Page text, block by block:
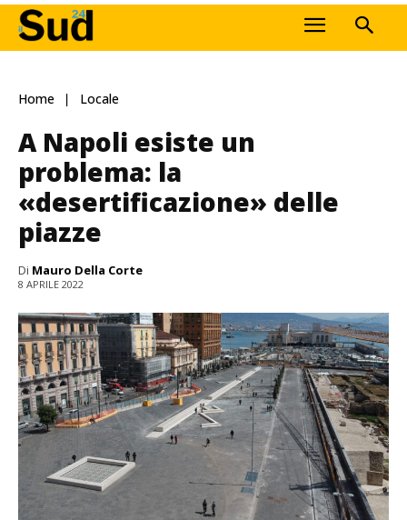
Home Locale
A Napoli esiste un
problema: la
«desertificazione» delle
piazze
Di Mauro Della Corte
8 APRILE 2022